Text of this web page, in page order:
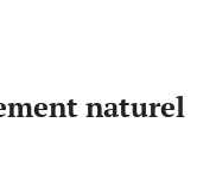
naturel